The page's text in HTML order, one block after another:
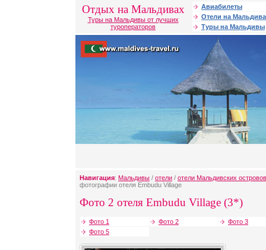
Отдых на Мальдивах
Туры на Мальдивы от лучших
туроператоров
Авиабилеты
Отели на
Туры на Мальдивы
Навигация: Мальдивы / отели / отели Мальдивских островов
фотографии отеля Embudu Village
Фото 2 отеля Embudu Village (3*)
Фото 1 Фото 2
Фото 3
Фото 5